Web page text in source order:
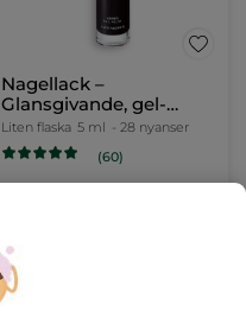
Nagellack –
Glansgivande, gel-
effekt, 32. Svart
ebenholts
Liten flaska 5 ml - 28 nyanser
(60)
-50% vid köp av 2